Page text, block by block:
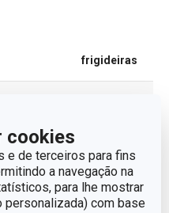
cookies
e de terceiros para fins
a navegação na
para lhe mostrar
personalizada) com base
frigideiras
metal, revestimento
antiaderente
Não